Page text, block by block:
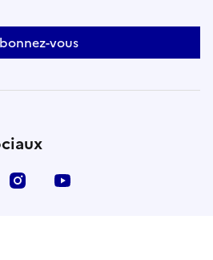
vous
Instagram